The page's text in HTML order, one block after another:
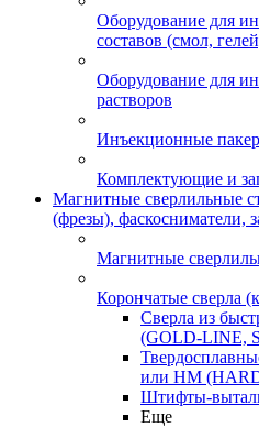
Оборудование для
составов (смол,
Оборудование для
растворов
Инъекционные
Комплектующие и
Магнитные сверлильные
(фрезы), фаскосниматели,
Магнитные
Корончатые сверла
Сверла из
(GOLD-LINE,
или HM
Штифты-
Еще